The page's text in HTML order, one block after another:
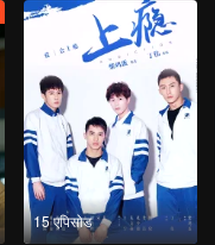
15 एपिसोड